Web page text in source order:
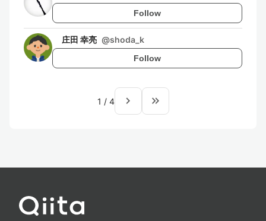
Follow
庄田 幸亮 @shoda_k
Follow
1 / 4 navigate_next keyboard_double_arrow_right